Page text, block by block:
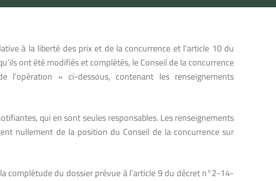
à la liberté des prix et de la concurrence et l’article 10 du
ont été modifiés et complétés, le Conseil de la concurrence
» ci-dessous, contenant les renseignements
qui en sont seules responsables. Les renseignements
nullement de la position du Conseil de la concurrence sur
complétude du dossier prévue à l’article 9 du décret n°2-14-